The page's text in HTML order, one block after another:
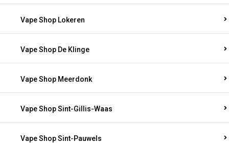
Vape Shop Lokeren
Vape Shop De Klinge
Vape Shop Meerdonk
Vape Shop Sint-Gillis-Waas
Vape Shop Sint-Pauwels